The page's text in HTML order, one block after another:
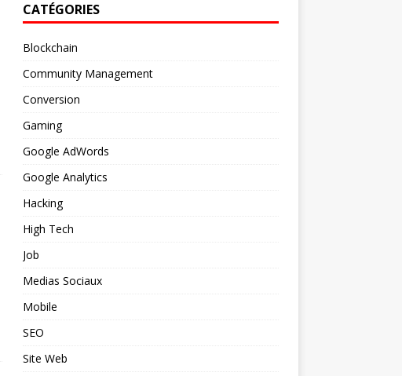
CATÉGORIES
Blockchain
Community Management
Conversion
Gaming
Google AdWords
Google Analytics
Hacking
High Tech
Job
Medias Sociaux
Mobile
SEO
Site Web